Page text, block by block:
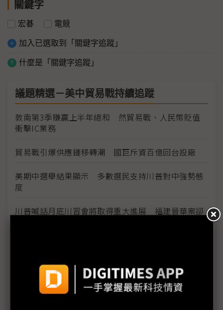
關鍵字
宏碁 電競
加入已選取到「關鍵字追蹤」
什麼是「關鍵字追蹤」
議題精選－美中貿易戰持續追蹤
敦南第3季賺贏上半年總和 然貿易戰、人民幣貶值
衝擊IC業務
貿易戰引爆供應鏈移轉潮 國巨斥資百億回台設廠
美期中選舉結果顯示 多數選民支持川普對中強勢態
度
川普喊話月底川習會將取得重大進展 福建晉華案卻
美中貿易戰延燒 大陸產品運到東南亞再出貨機率大